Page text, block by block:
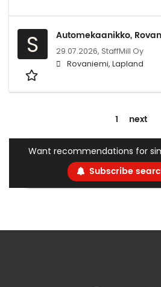
S Automekaanikko,
29.07.2026, StaffMill Oy
Rovaniemi, Lapland
1 next
Want recommendations for
Subscribe